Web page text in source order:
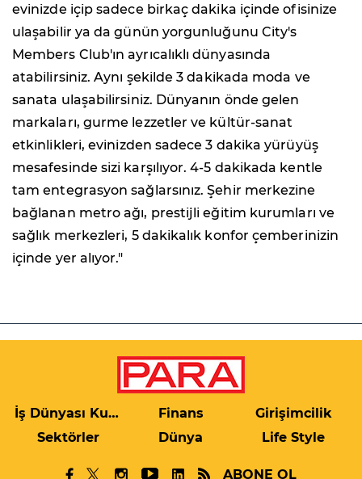
evinizde içip sadece birkaç dakika içinde ofisinize
ulaşabilir ya da günün yorgunluğunu City's
Members Club'ın ayrıcalıklı dünyasında
atabilirsiniz. Aynı şekilde 3 dakikada moda ve
sanata ulaşabilirsiniz. Dünyanın önde gelen
markaları, gurme lezzetler ve kültür-sanat
etkinlikleri, evinizden sadece 3 dakika yürüyüş
mesafesinde sizi karşılıyor. 4-5 dakikada kentle
tam entegrasyon sağlarsınız. Şehir merkezine
bağlanan metro ağı, prestijli eğitim kurumları ve
sağlık merkezleri, 5 dakikalık konfor çemberinizin
içinde yer alıyor."
İş Dünyası Kulis Finans
Girişimcilik
Sektörler
Dünya Life Style
ABONE OL